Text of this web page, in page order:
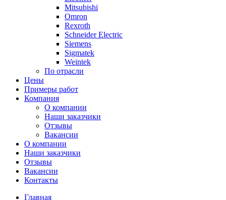
Mitsubishi
Omron
Rexroth
Schneider Electric
Siemens
Sigmatek
Weintek
По отрасли
Цены
Примеры работ
Компания
О компании
Наши заказчики
Отзывы
Вакансии
О компании
Наши заказчики
Отзывы
Вакансии
Контакты
Главная